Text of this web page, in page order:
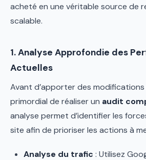
acheté en une véritable source de
scalable.
1. Analyse Approfondie des
Actuelles
Avant d’apporter des modifications
primordial de réaliser un audit
analyse permet d’identifier les
site afin de prioriser les actions à
Analyse du trafic : Utilisez